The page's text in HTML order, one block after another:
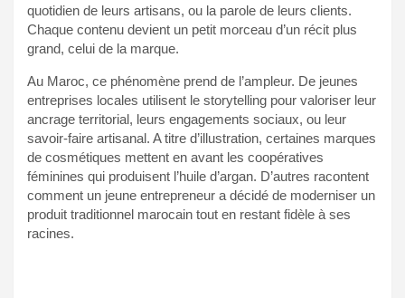
quotidien de leurs artisans, ou la parole de leurs clients.
Chaque contenu devient un petit morceau d’un récit plus
grand, celui de la marque.
Au Maroc, ce phénomène prend de l’ampleur. De jeunes
entreprises locales utilisent le storytelling pour valoriser leur
ancrage territorial, leurs engagements sociaux, ou leur
savoir-faire artisanal. A titre d’illustration, certaines marques
de cosmétiques mettent en avant les coopératives
féminines qui produisent l’huile d’argan. D’autres racontent
comment un jeune entrepreneur a décidé de moderniser un
produit traditionnel marocain tout en restant fidèle à ses
racines.